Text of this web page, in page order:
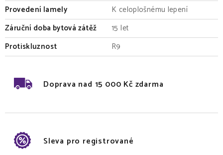
Provedení lamely
K celoplošnému lepení
Záruční doba bytová zátěž
15 let
Protiskluznost
R9
Doprava nad 15 000 Kč zdarma
Sleva pro registrované